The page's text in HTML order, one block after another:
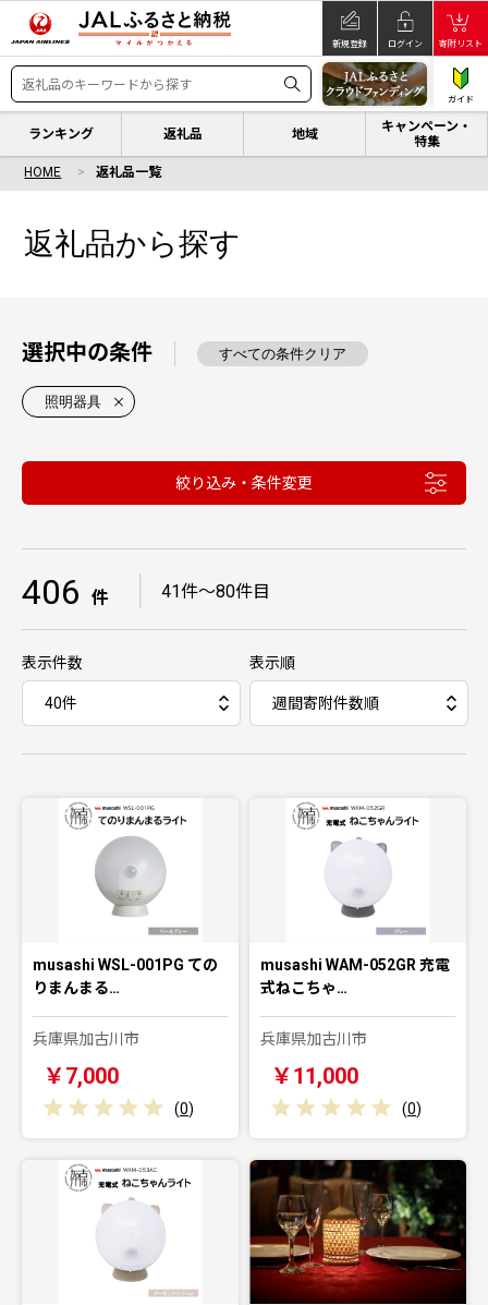
新規登録 ログイン 寄附リスト
ガイド
ランキング 返礼品 地域
キャンペーン・
特集
HOME 返礼品一覧
返礼品から探す
選択中の条件 すべての条件クリア
照明器具
絞り込み・条件変更
406 件 41件〜80件目
表示件数 表示順
musashi WSL-001PG ての
りまんまる…
兵庫県加古川市
￥7,000
(0)
musashi WAM-052GR 充電
式ねこちゃ…
兵庫県加古川市
￥11,000
(0)